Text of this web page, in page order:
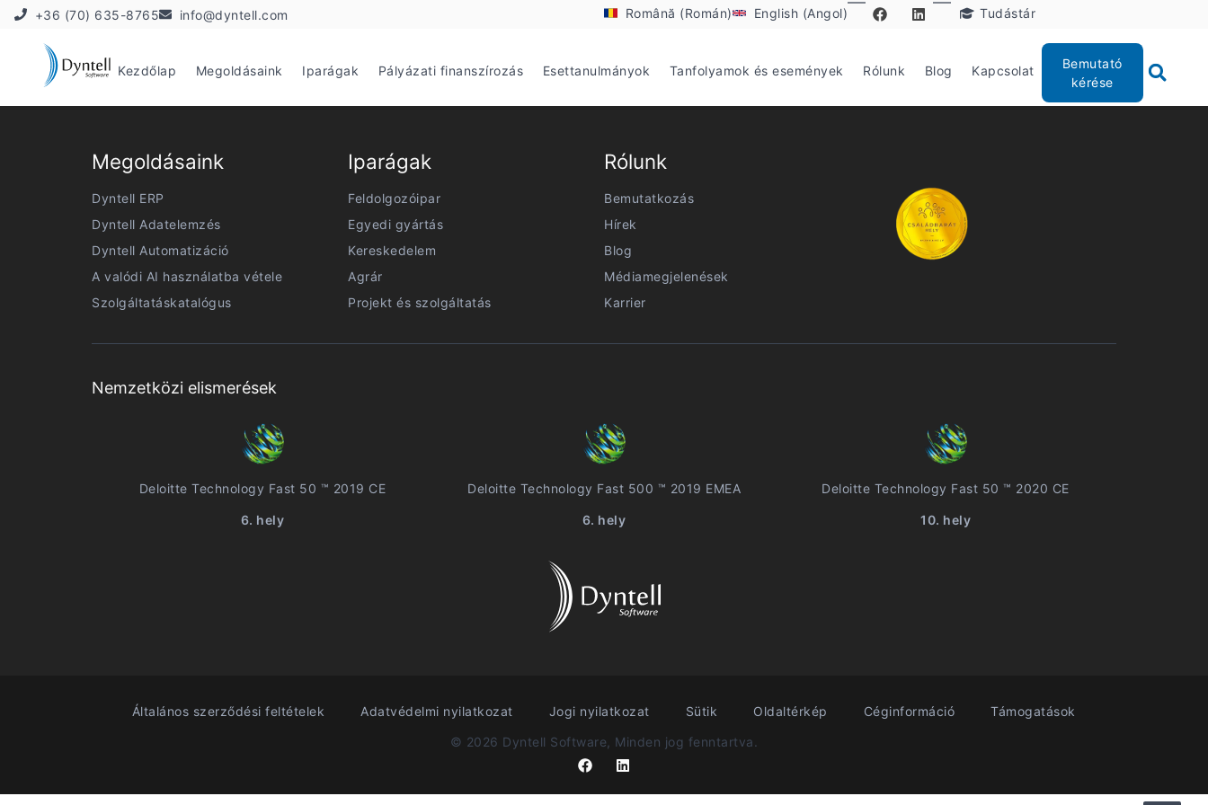
+36 (70) 635-8765 info@dyntell.com Română (Román) English (Angol) Tudástár
Kezdőlap Megoldásaink Iparágak Pályázati finanszírozás Esettanulmányok Tanfolyamok és események Rólunk Blog Kapcsolat
Bemutató
kérése
Megoldásaink
Dyntell ERP
Dyntell Adatelemzés
Dyntell Automatizáció
A valódi AI használatba vétele
Szolgáltatáskatalógus
Iparágak
Feldolgozóipar
Egyedi gyártás
Kereskedelem
Agrár
Projekt és szolgáltatás
Rólunk
Bemutatkozás
Hírek
Blog
Médiamegjelenések
Karrier
Nemzetközi elismerések
Deloitte Technology Fast 50 ™ 2019 CE
6. hely
Deloitte Technology Fast 500 ™ 2019 EMEA
6. hely
Deloitte Technology Fast 50 ™ 2020 CE
10. hely
Általános szerződési feltételek Adatvédelmi nyilatkozat Jogi nyilatkozat Sütik Oldaltérkép Céginformáció
Támogatások
© 2026 Dyntell Software, Minden jog fenntartva.